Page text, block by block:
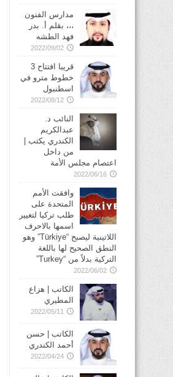
مدارس الفنون
،،، بقلم أ. بدر
فهد الطشه
2022/09/02
قريبا افتتاح 3
خطوط مترو في
2022/08/12
النائب د.
عبدالكريم
الكندري يكتب |
من داخل
اعتصام مجلس الأمة
2022/06/16
وافقت الأمم
المتحدة على
طلب تركيا لتغيير
اسمها بالاحرف
اللاتينية ليصبح “Türkiye” وهو
النطق الصحيح لها باللغة
التركية بدلاً من “Turkey”
2022/06/02
الكاتب | هزاع
المطيري
2022/05/11
الكاتب | حسن
أحمد الكندري
2022/04/24